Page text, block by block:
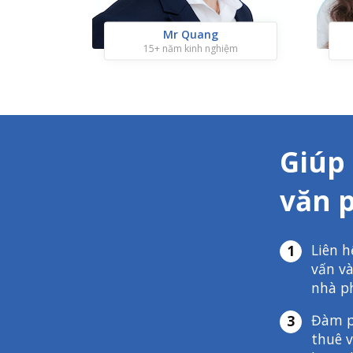
Mr Quang
15+ năm kinh nghiệm
văn
1
Liên
vấn
nhà
3
Đàm
thuê